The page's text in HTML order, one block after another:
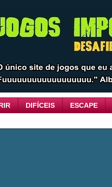
DIFÍCEIS ESCAPE